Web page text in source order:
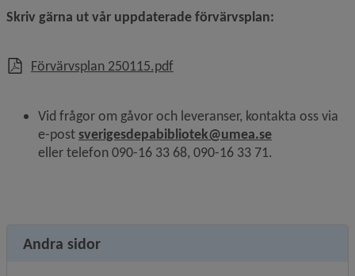
Skriv gärna ut vår uppdaterade förvärvsplan:
Förvärvsplan 250115.pdf, 184.6 kB, öppnas i nytt
Vid frågor om gåvor och leveranser, kontakta oss via
e-postsverigesdepabibliotek@umea.se
eller telefon 090-16 33 68, 090-16 33 71.
Andra sidor